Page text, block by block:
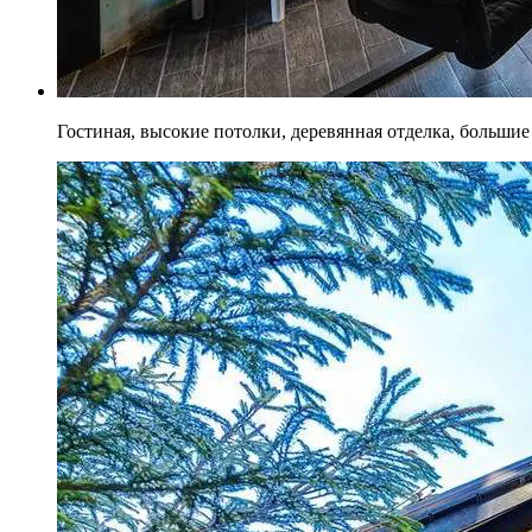
Гостиная, высокие потолки, деревянная отделка,